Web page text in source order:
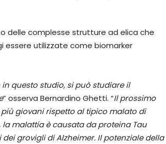
delle complesse strutture ad elica che
essere utilizzate come biomarker
questo studio, si può studiare il
” osserva Bernardino Ghetti. “Il prossimo
giovani rispetto al tipico malato di
la malattia è causata da proteina Tau
grovigli di Alzheimer. Il potenziale della